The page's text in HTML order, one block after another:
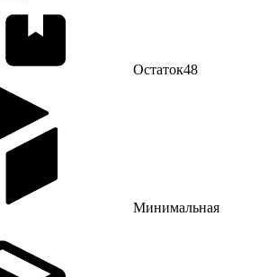
Остаток48
Минимальная